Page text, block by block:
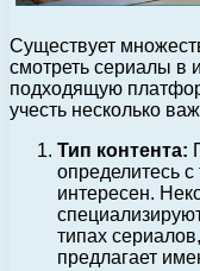
Существует
смотреть сериалы в
подходящую
учесть несколько
Тип контента:
определитесь с
интересен.
типах
предлагает